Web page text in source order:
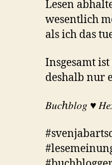
Lesen
wesentlich
als ich das
Insgesamt
deshalb nur
𝐵𝑢𝑐ℎ𝑏𝑙𝑜𝑔 ♥︎